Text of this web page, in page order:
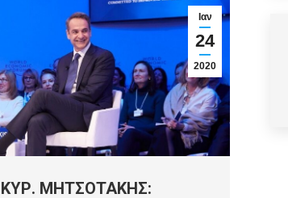
Ιαν
24
2020
ΚΥΡ. ΜΗΤΣΟΤΑΚΗΣ: